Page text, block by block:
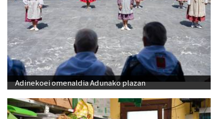
Adinekoei omenaldia Adunako plazan